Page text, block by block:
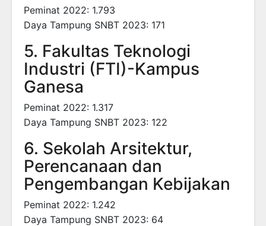
Peminat 2022: 1.793
Daya Tampung SNBT 2023: 171
5. Fakultas Teknologi
Industri (FTI)-Kampus
Ganesa
Peminat 2022: 1.317
Daya Tampung SNBT 2023: 122
6. Sekolah Arsitektur,
Perencanaan dan
Pengembangan Kebijakan
Peminat 2022: 1.242
Daya Tampung SNBT 2023: 64